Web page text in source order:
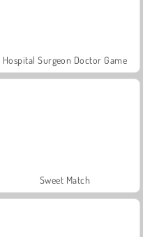
Hospital Surgeon Doctor Game
Sweet Match